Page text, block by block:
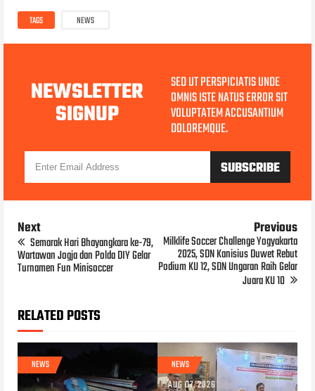
TAGS NEWS
NEWSLETTER
SIGNUP
SED UT PERSPICIATIS UNDE
OMNIS ISTE NATUS ERROR SIT
VOLUPTATEM ACCUSANTIUM
DOLOREMQUE.
Next
Semarak Hari Bhayangkara ke-79,
Wartawan Jogja dan Polda DIY Gelar
Turnamen Fun Minisoccer
Previous
Milklife Soccer Challenge Yogyakarta
2025, SDN Kanisius Duwet Rebut
Podium KU 12, SDN Ungaran Raih Gelar
Juara KU 10
RELATED POSTS
NEWS NEWS
AUG 07, 2026